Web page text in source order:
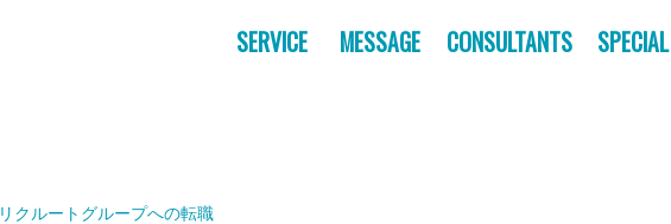
SERVICE MESSAGE CONSULTANTS
リクルートグループへの転職